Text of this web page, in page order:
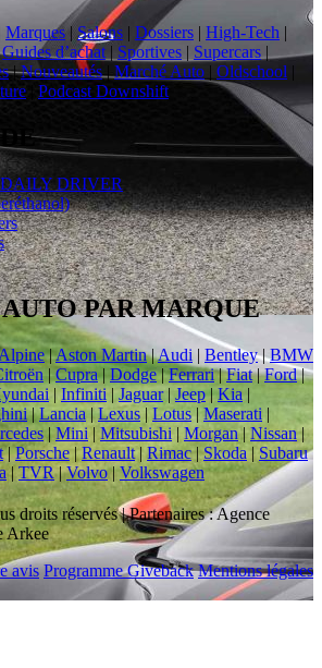
Marques |Salons | Dossiers | High-Tech |
Guides d’achat | Sportives | Supercars |
|Nouveautés| Marché Auto | Oldschool |
Podcast Downshift
DAILY DRIVER
PAR MARQUE
|Aston Martin|Audi | Bentley|BMW
|Cupra | Dodge|Ferrari|Fiat|Ford|
|Infiniti | Jaguar| Jeep|Kia |
|Lancia|Lexus | Lotus| Maserati |
| Mini | Mitsubishi | Morgan|Nissan|
|Porsche | Renault| Rimac|Skoda | Subaru
| TVR|Volvo|Volkswagen
droits réservés | Partenaires : Agence
Arkee
avis Programme Giveback Mentions légales